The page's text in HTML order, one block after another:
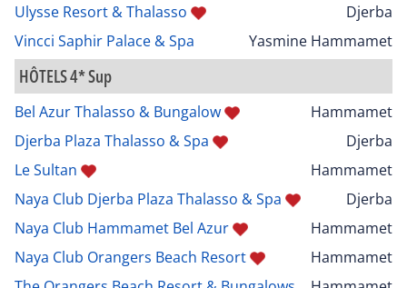
Ulysse Resort & Thalasso
Djerba
Vincci Saphir Palace & Spa
Yasmine Hammamet
HÔTELS 4* Sup
Bel Azur Thalasso & Bungalow
Hammamet
Djerba Plaza Thalasso & Spa
Djerba
Le Sultan
Hammamet
Naya Club Djerba Plaza Thalasso & Spa
Djerba
Naya Club Hammamet Bel Azur
Hammamet
Naya Club Orangers Beach Resort
Hammamet